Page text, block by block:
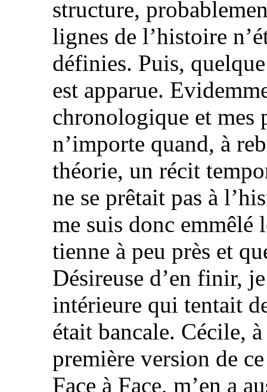
structure,
lignes de l’histoire
définies. Puis,
est apparue.
chronologique et mes
n’importe quand, à
théorie, un récit
ne se prêtait pas à
me suis donc emmêlé
tienne à peu près et
Désireuse d’en finir,
intérieure qui tentait
était bancale. Cécile,
première version de
Face à Face, m’en a